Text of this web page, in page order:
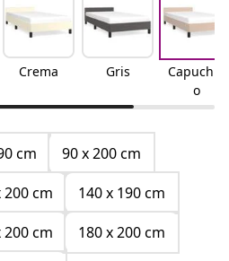
Crema Gris
Capuchin
o
cm
90 x 200 cm
200 cm
140 x 190 cm
200 cm
180 x 200 cm